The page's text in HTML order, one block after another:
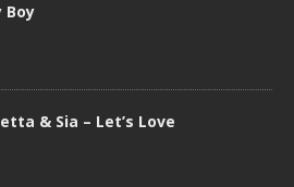
Boy
& Sia – Let’s Love